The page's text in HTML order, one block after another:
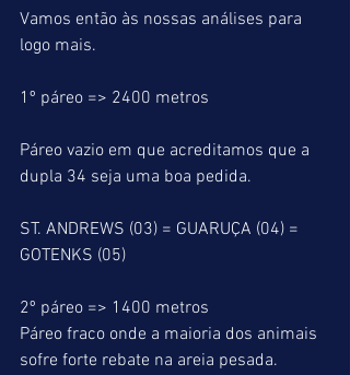
Vamos então às nossas análises para
logo mais.
1º páreo => 2400 metros
Páreo vazio em que acreditamos que a
dupla 34 seja uma boa pedida.
ST. ANDREWS (03) = GUARUÇA (04) =
GOTENKS (05)
2º páreo => 1400 metros
Páreo fraco onde a maioria dos animais
sofre forte rebate na areia pesada.